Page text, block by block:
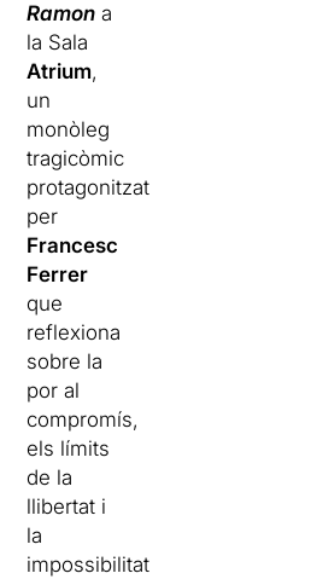
Ramon a
la Sala
Atrium,
un
monòleg
tragicòmic
protagonitzat
per
Francesc
Ferrer
que
reflexiona
sobre la
por al
compromís,
els límits
de la
llibertat i
la
impossibilitat